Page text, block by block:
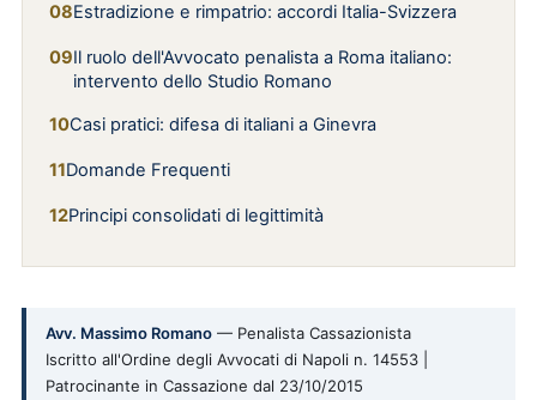
Estradizione e rimpatrio: accordi Italia-Svizzera
Il ruolo dell'Avvocato penalista a Roma italiano:
intervento dello Studio Romano
Casi pratici: difesa di italiani a Ginevra
Domande Frequenti
Principi consolidati di legittimità
Avv. Massimo Romano — Penalista Cassazionista
Iscritto all'Ordine degli Avvocati di Napoli n. 14553 |
Patrocinante in Cassazione dal 23/10/2015